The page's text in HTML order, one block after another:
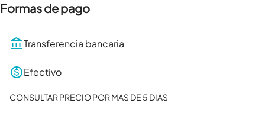
Formas de pago
Transferencia bancaria
Efectivo
CONSULTAR PRECIO POR MAS DE 5 DIAS